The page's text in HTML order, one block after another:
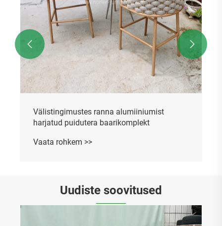
 
Uudiste soovitused